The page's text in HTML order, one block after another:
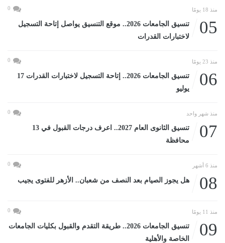
منذ 18 يومًا 0
05
تنسيق الجامعات 2026.. موقع التنسيق يواصل إتاحة التسجيل
لاختبارات القدرات
منذ 23 يومًا 0
06
تنسيق الجامعات 2026.. إتاحة التسجيل لاختبارات القدرات 17
يوليو
منذ شهر واحد 0
07
تنسيق الثانوى العام 2027.. اعرف درجات القبول في 13
محافظة
منذ 6 أشهر 0
08 هل يجوز الصيام بعد النصف من شعبان.. الأزهر للفتوى يجيب
منذ 11 يومًا 0
09
تنسيق الجامعات 2026.. طريقة التقدم والقبول بكليات الجامعات
الخاصة والأهلية